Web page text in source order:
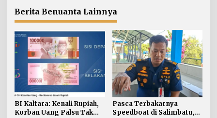
Keselamatan
Berita Benuanta Lainnya
BI Kaltara: Kenali Rupiah,
Korban Uang Palsu Tak
Pasca Terbakarnya
Speedboat di Salimbatu,